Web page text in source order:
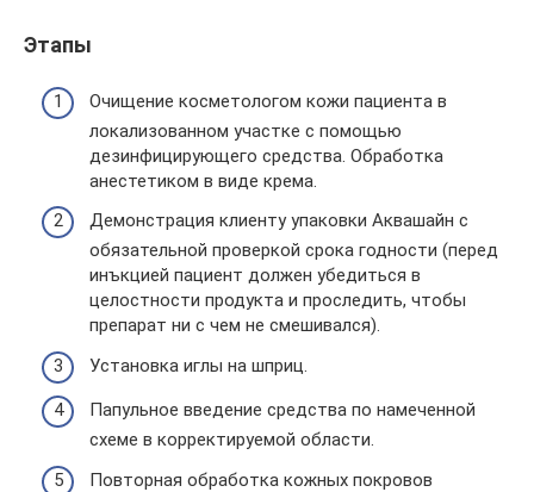
Этапы
Очищение косметологом кожи пациента в
локализованном участке с помощью
дезинфицирующего средства. Обработка
анестетиком в виде крема.
Демонстрация клиенту упаковки Аквашайн с
обязательной проверкой срока годности (перед
инъкцией пациент должен убедиться в
целостности продукта и проследить, чтобы
препарат ни с чем не смешивался).
Установка иглы на шприц.
Папульное введение средства по намеченной
схеме в корректируемой области.
Повторная обработка кожных покровов